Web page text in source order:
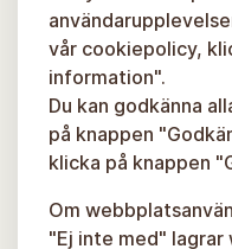
vår cookiepolicy,
information".
Du kan godkänna
på knappen
klicka på knappen
Om
"Ej inte med"